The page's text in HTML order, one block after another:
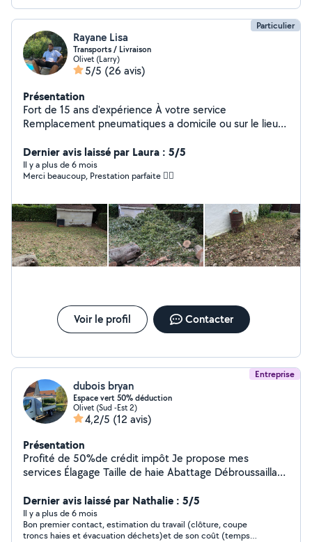
Particulier
Rayane Lisa
Transports / Livraison
Olivet (Larry)
5/5 (26 avis)
Présentation
Fort de 15 ans d'expérience À votre service
Remplacement pneumatiques a domicile ou sur le lieu
Dernier avis laissé par Laura : 5/5
Il y a plus de 6 mois
Merci beaucoup, Prestation parfaite 👍🏻
Voir le profil Contacter
Entreprise
dubois bryan
Espace vert 50% déduction
Olivet (Sud -Est 2)
4,2/5 (12 avis)
Présentation
Profité de 50%de crédit impôt Je propose mes
services Élagage Taille de haie Abattage Débroussaillage
Nettoyage des toiture Ravalement de façade peinture
Dernier avis laissé par Nathalie : 5/5
Il y a plus de 6 mois
Bon premier contact, estimation du travail (clôture, coupe
troncs haies et évacuation déchets)et de son coût (temps